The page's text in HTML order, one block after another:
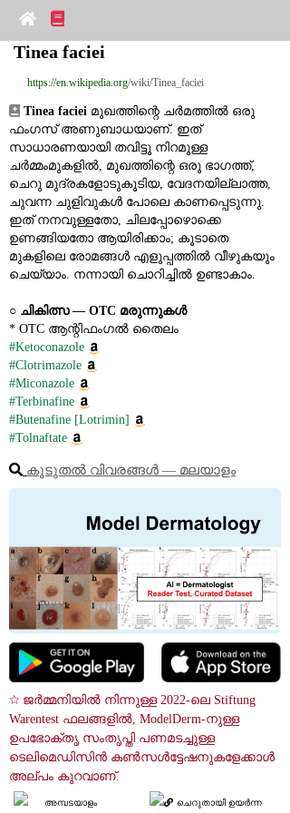
Tinea faciei
https://en.wikipedia.org/wiki/Tinea_faciei
Tinea faciei മുഖത്തിന്റെ ചർമത്തിൽ ഒരു
ഫംഗസ് അണുബാധയാണ്. ഇത്
സാധാരണയായി തവിട്ടു നിറമുള്ള
ചർമ്മംമുകളിൽ, മുഖത്തിന്റെ ഒരു ഭാഗത്ത്,
ചെറു മുദ്രകളോടുകൂടിയ, വേദനയില്ലാത്ത,
ചുവന്ന ചുളിവുകൾ പോലെ കാണപ്പെടുന്നു.
ഇത് നനവുള്ളതോ, ചിലപ്പോഴൊക്കെ
ഉണങ്ങിയതോ ആയിരിക്കാം; കൂടാതെ
മുകളിലെ രോമങ്ങൾ എളുപ്പത്തിൽ വീഴുകയും
ചെയ്യാം. നന്നായി ചൊറിച്ചിൽ ഉണ്ടാകാം.
○ ചികിത്സ — OTC മരുന്നുകൾ
* OTC ആന്റിഫംഗൽ തൈലം
#Ketoconazole
#Clotrimazole
#Miconazole
#Terbinafine
#Butenafine [Lotrimin]
#Tolnaftate
കൂടുതൽ വിവരങ്ങൾ ― മലയാളം
☆ ജർമ്മനിയിൽ നിന്നുള്ള 2022-ലെ Stiftung
Warentest ഫലങ്ങളിൽ, ModelDerm-നുള്ള
ഉപഭോക്തൃ സംതൃപ്തി പണമടച്ചുള്ള
ടെലിമെഡിസിൻ കൺസൾട്ടേഷനുകളേക്കാൾ
അല്പം കുറവാണ്.
അമ്പടയാളം
ചെറുതായി ഉയർന്ന